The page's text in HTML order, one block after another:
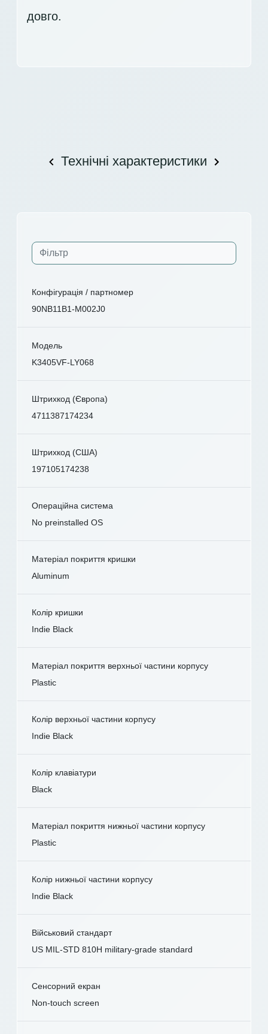
довго.
Технічні характеристики
Конфігурація / партномер
90NB11B1-M002J0
Модель
K3405VF-LY068
Штрихкод (Європа)
4711387174234
Штрихкод (США)
197105174238
Операційна система
No preinstalled OS
Матеріал покриття кришки
Aluminum
Колір кришки
Indie Black
Матеріал покриття верхньої частини корпусу
Plastic
Колір верхньої частини корпусу
Indie Black
Колір клавіатури
Black
Матеріал покриття нижньої частини корпусу
Plastic
Колір нижньої частини корпусу
Indie Black
Військовий стандарт
US MIL-STD 810H military-grade standard
Сенсорний екран
Non-touch screen